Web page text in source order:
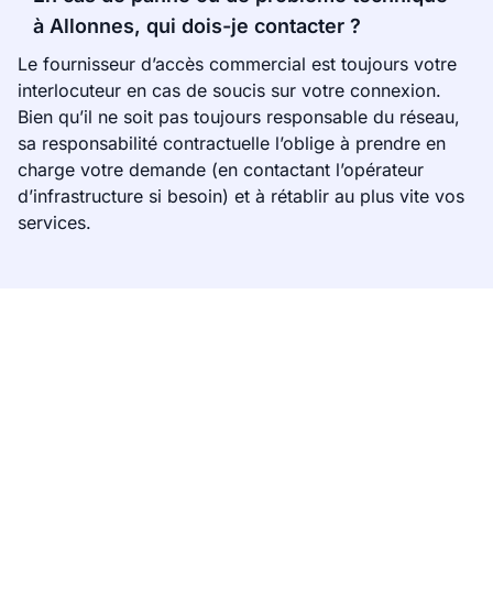
à Allonnes, qui dois-je contacter ?
Le fournisseur d’accès commercial est toujours votre
interlocuteur en cas de soucis sur votre connexion.
Bien qu’il ne soit pas toujours responsable du réseau,
sa responsabilité contractuelle l’oblige à prendre en
charge votre demande (en contactant l’opérateur
d’infrastructure si besoin) et à rétablir au plus vite vos
services.